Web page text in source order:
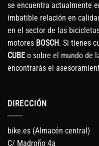
se encuentra actualmente
imbatible relación en
en el sector de las
motores BOSCH. Si tienes
CUBE o sobre el mundo de
encontrarás el
DIRECCIÓN
bike.es (Almacén central)
C/ Madroño 4a